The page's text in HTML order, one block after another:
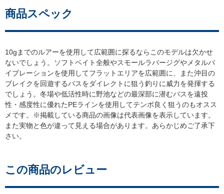
商品スペック
10gまでのルアーを使用して広範囲に探るならこのモデルは欠かせ
ないでしょう。ソフトベイト全般やスモールラバージグやメタルバ
イブレーションを使用してフラットエリアを広範囲に、また沖目の
ブレイクを回遊するバスをダイレクトに狙う釣りに威力を発揮する
でしょう。冬場や低活性時に野池などの最深部に潜むバスを遠投
性・感度性に優れたPEラインを使用してテンポ良く狙うのもオスス
メです。※掲載している商品の画像は代表画像を表示しています。
また実物と色が違って見える場合があります。あらかじめご了承下
さい。
この商品のレビュー